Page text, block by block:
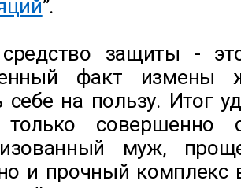
”.
защиты -
факт измены
себе на пользу. Итог
совершенно
муж,
и прочный